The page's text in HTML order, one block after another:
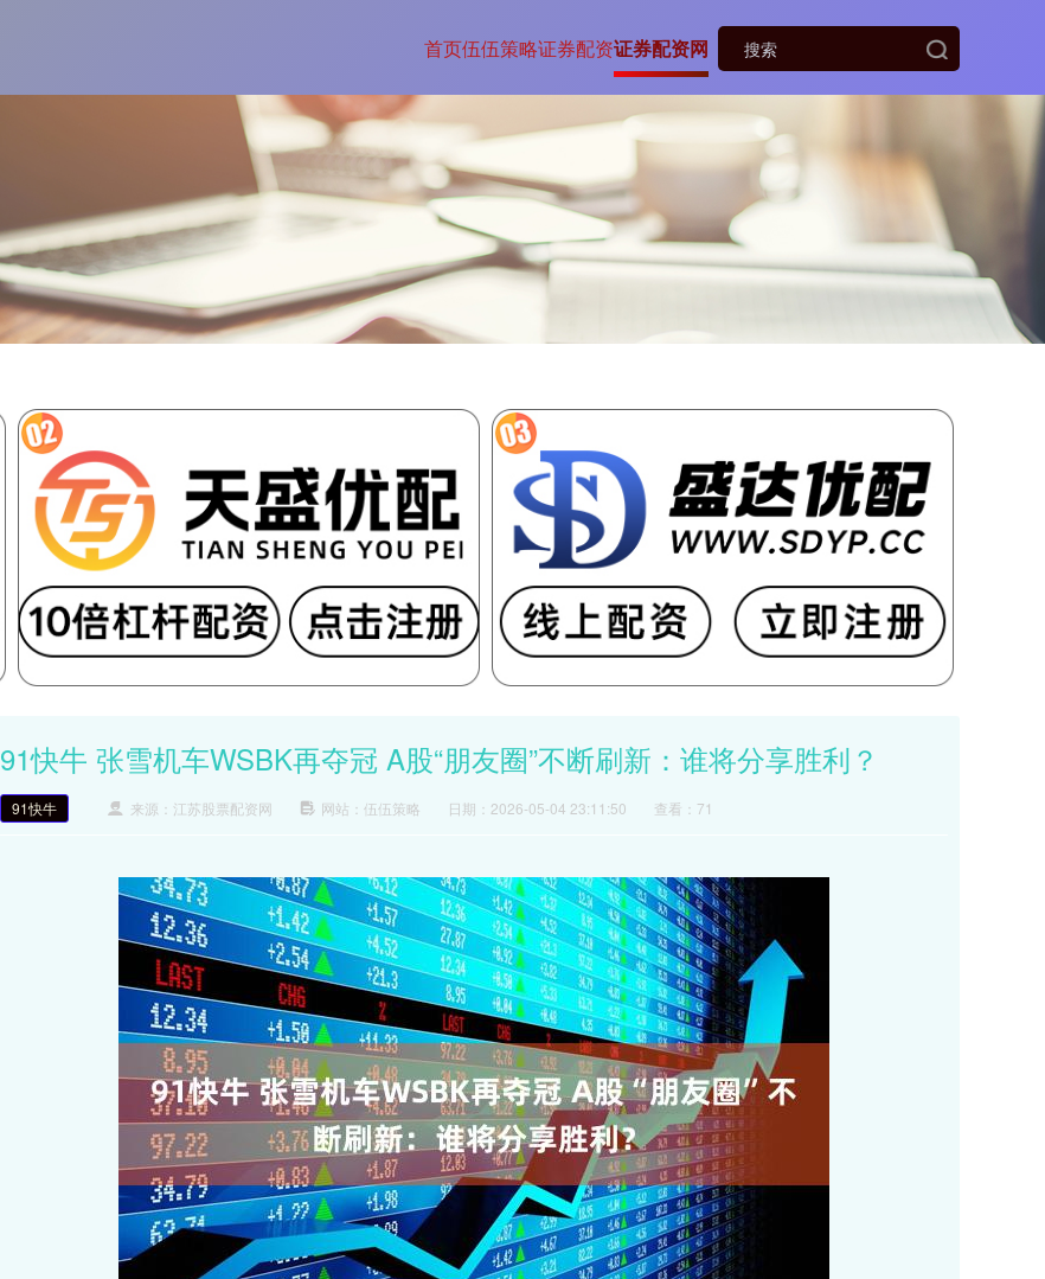
首页伍伍策略证券配资证券配资网
91快牛 张雪机车WSBK再夺冠 A股“朋友圈”不断刷新：谁将分享胜利？
91快牛 来源：江苏股票配资网 网站：伍伍策略 日期：2026-05-04 23:11:50 查看：71